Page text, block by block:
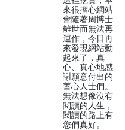
來很擔心網站
會隨著周博士
離世而無法再
運作，今日再
來發現網站動
起來了，真
心、真心地感
謝願意付出的
善心人士們。
無法想像沒有
閱讀的人生，
閱讀的路上有
您們真好。